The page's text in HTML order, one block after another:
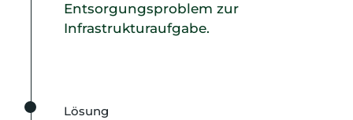
Entsorgungsproblem zur
Infrastrukturaufgabe.
Lösung